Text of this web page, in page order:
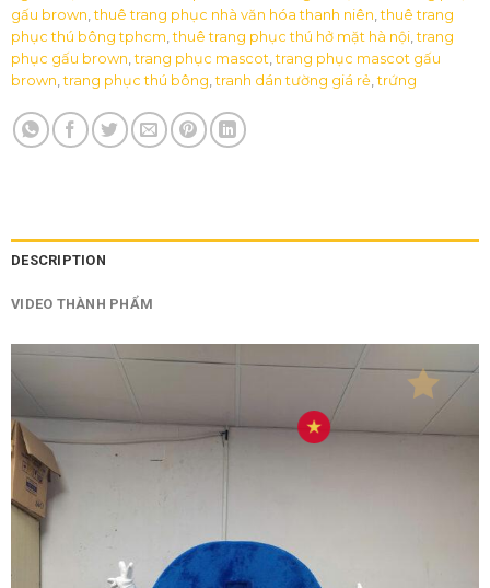
gấu brown,thuê trang phục nhà văn hóa thanh niên,thuê trang
phục thú bông tphcm,thuê trang phục thú hở mặt hà nội,trang
phục gấu brown,trang phục mascot,trang phục mascot gấu
brown,trang phục thú bông,tranh dán tường giá rẻ,trứng
DESCRIPTION
VIDEO THÀNH PHẨM